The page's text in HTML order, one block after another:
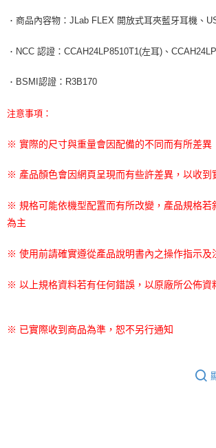
． 商品內容物：JLab FLEX 開放式耳夾藍牙耳機、
． NCC 認證：CCAH24LP8510T1(左耳)、
． BSMI認證：R3B170
注意事項：
※ 實際的尺寸與重量會因配備的不同而有所差異
※ 產品顏色會因網頁呈現而有些許差異，以收到
※ 規格可能依機型配置而有所改變，產品規格若
為主
※ 使用前請確實遵從產品說明書內之操作指示及
※ 以上規格資料若有任何錯誤，以原廠所公佈資
※ 已實際收到商品為準，恕不另行通知